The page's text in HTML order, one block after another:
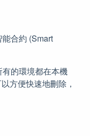
合約 (Smart
的環境都在本機
方便快速地刪除，